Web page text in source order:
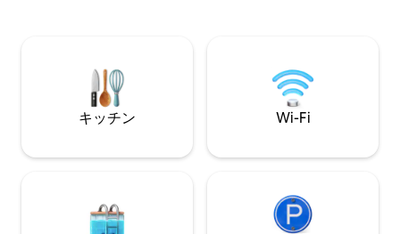
新鮮な空気、忘れられない夕日を楽しみ
ながら、ゆったりと過ごせます。
追加料金で、ペッ
待ちしております
キッチン Wi-Fi